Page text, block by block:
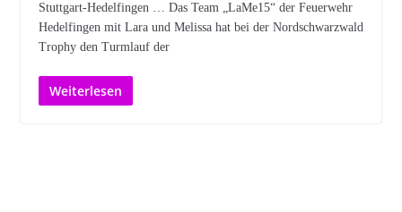
Stuttgart-Hedelfingen … Das Team „LaMe15“ der Feuerwehr
Hedelfingen mit Lara und Melissa hat bei der Nordschwarzwald
Trophy den Turmlauf der
Weiterlesen